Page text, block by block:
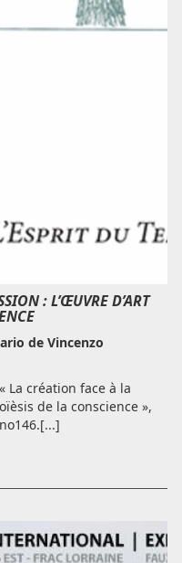
: L’ŒUVRE D’ART
de Vincenzo
La création face à la
de la conscience »,